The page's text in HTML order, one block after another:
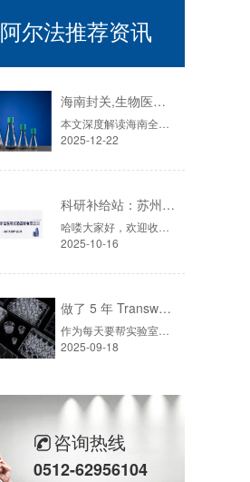
阿尔法推荐资讯
海南封关,生物医药迎来历史性机遇！零关税15%税制如何重塑千亿赛道？
2025-12-22
科研补给站：苏州阿尔法生物，你生物实验室的 “一站式配齐专家”
2025-10-16
做了 5 年 Transwell 细胞迁移实验，从踩坑到稳出数据，这份详细操作和避坑指南请收好
2025-09-18
咨询热线
0512-62956104